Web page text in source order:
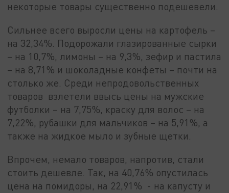
некоторые товары существенно подешевели.
Сильнее всего выросли цены на картофель –
на 32,34%. Подорожали глазированные сырки
– на 10,7%, лимоны – на 9,3%, зефир и пастила
– на 8,71% и шоколадные конфеты – почти на
столько же. Среди непродовольственных
товаров взлетели ввысь цены на мужские
футболки – на 7,75%, краску для волос – на
7,22%, рубашки для мальчиков – на 5,91%, а
также на жидкое мыло и зубные щетки.
Впрочем, немало товаров, напротив, стали
стоить дешевле. Так, на 40,76% опустилась
цена на помидоры, на 22,91% - на капусту и